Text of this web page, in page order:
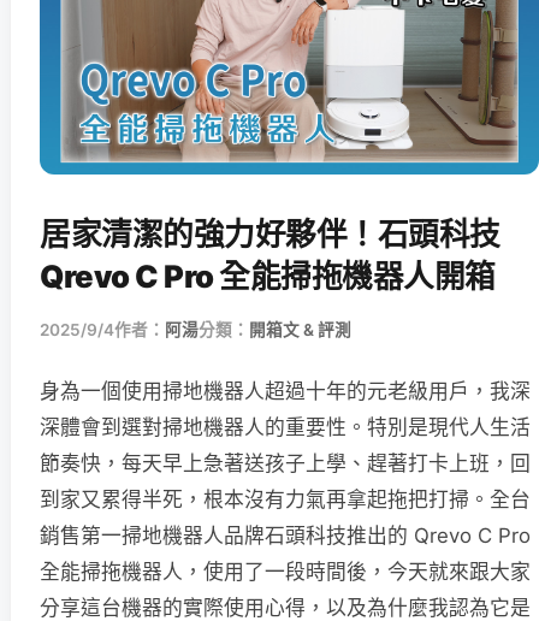
居家清潔的強力好夥伴！石頭科技
Qrevo C Pro 全能掃拖機器人開箱
2025/9/4作者： 阿湯分類： 開箱文 & 評測
身為一個使用掃地機器人超過十年的元老級用戶，我深
深體會到選對掃地機器人的重要性。特別是現代人生活
節奏快，每天早上急著送孩子上學、趕著打卡上班，回
到家又累得半死，根本沒有力氣再拿起拖把打掃。全台
銷售第一掃地機器人品牌石頭科技推出的 Qrevo C Pro
全能掃拖機器人，使用了一段時間後，今天就來跟大家
分享這台機器的實際使用心得，以及為什麼我認為它是